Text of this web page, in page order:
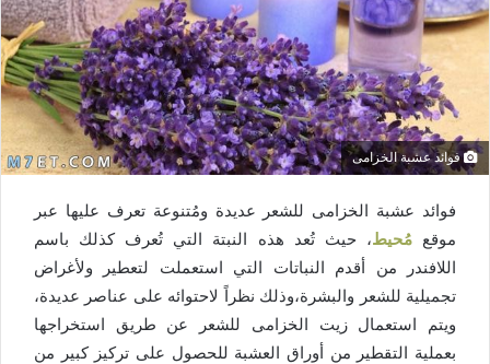
فوائد عشبة الخزامى
فوائد عشبة الخزامى للشعر عديدة ومُتنوعة تعرف عليها عبر
موقعمُحيط، حيث تُعد هذه النبتة التي تُعرف كذلك باسم
اللافندر من أقدم النباتات التي استعملت لتعطير ولأغراض
تجميلية للشعر والبشرة،وذلك نظراً لاحتوائه على عناصر عديدة،
ويتم استعمال زيت الخزامى للشعر عن طريق استخراجها
بعملية التقطير من أوراق العشبة للحصول على تركيز كبير من